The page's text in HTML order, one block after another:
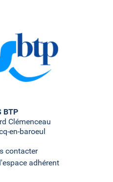
BTP
Clémenceau
en-baroeul
contacter
adhérent